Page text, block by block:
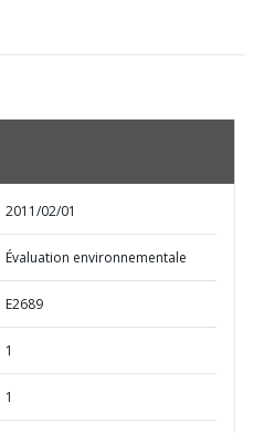
2011/02/01
Évaluation environnementale
E2689
1
1